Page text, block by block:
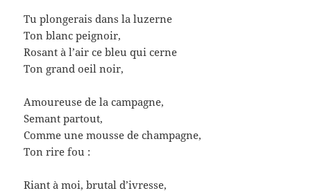
Tu plongerais dans la luzerne
Ton blanc peignoir,
Rosant à l’air ce bleu qui cerne
Ton grand oeil noir,
Amoureuse de la campagne,
Semant partout,
Comme une mousse de champagne,
Ton rire fou :
Riant à moi, brutal d’ivresse,